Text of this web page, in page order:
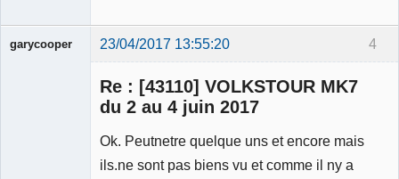
4
garycooper 23/04/2017 13:55:20
Re : [43110] VOLKSTOUR MK7
du 2 au 4 juin 2017
Ok. Peutnetre quelque uns et encore mais
ils.ne sont pas biens vu et comme il ny a